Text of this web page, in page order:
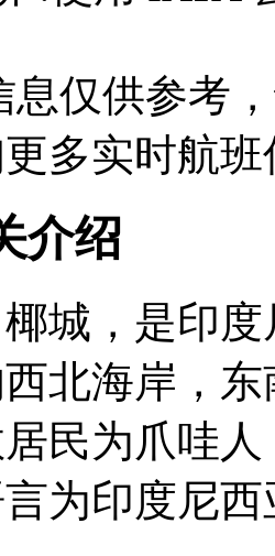
息仅供参考
多实时航
介绍
城，是印
北海岸，
民为爪哇
为印度尼